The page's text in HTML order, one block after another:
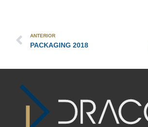
ANTERIOR
PACKAGING 2018